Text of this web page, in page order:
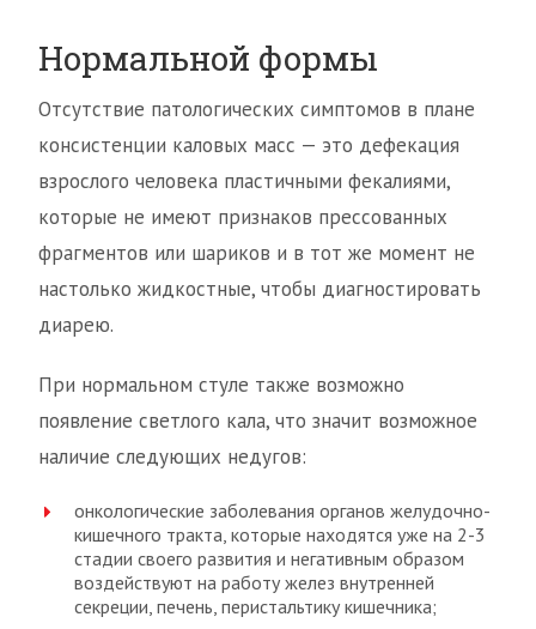
Нормальной формы
Отсутствие патологических симптомов в плане
консистенции каловых масс — это дефекация
взрослого человека пластичными фекалиями,
которые не имеют признаков прессованных
фрагментов или шариков и в тот же момент не
настолько жидкостные, чтобы диагностировать
диарею.
При нормальном стуле также возможно
появление светлого кала, что значит возможное
наличие следующих недугов:
онкологические заболевания органов желудочно-
кишечного тракта, которые находятся уже на 2-3
стадии своего развития и негативным образом
воздействуют на работу желез внутренней
секреции, печень, перистальтику кишечника;